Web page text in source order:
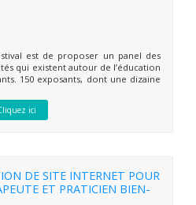
est de proposer un panel des
qui existent autour de l’éducation
150 exposants, dont une dizaine
ici
DE SITE INTERNET POUR
ET PRATICIEN BIEN-